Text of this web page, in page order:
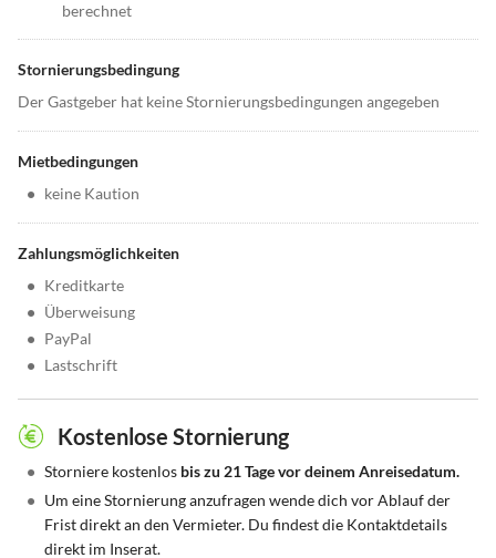
berechnet
Stornierungsbedingung
Der Gastgeber hat keine Stornierungsbedingungen angegeben
Mietbedingungen
• keine Kaution
Zahlungsmöglichkeiten
• Kreditkarte
• Überweisung
• PayPal
• Lastschrift
Kostenlose Stornierung
• Storniere kostenlos bis zu 21 Tage vor deinem Anreisedatum.
• Um eine Stornierung anzufragen wende dich vor Ablauf der
Frist direkt an den Vermieter. Du findest die Kontaktdetails
direkt im Inserat.